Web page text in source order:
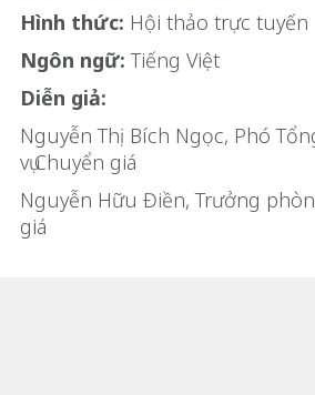
Hình thức: Hội thảo trực tuyến
Ngôn ngữ: Tiếng Việt
Diễn giả:
Nguyễn Thị Bích Ngọc, Phó
vụ Chuyển giá
Nguyễn Hữu Điền, Trưởng
giá